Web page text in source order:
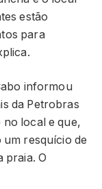
estão
para
informou
da Petrobras
local e que,
resquício de
praia. O